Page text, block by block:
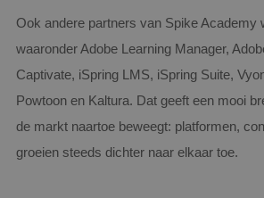
Ook andere partners van Spike Academy
waaronder Adobe Learning Manager,
Captivate, iSpring LMS, iSpring Suite,
Powtoon en Kaltura. Dat geeft een mooi
de markt naartoe beweegt: platformen,
groeien steeds dichter naar elkaar toe.